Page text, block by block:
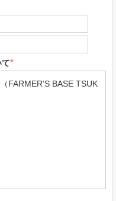
*
FARMER’S BASE TSUK